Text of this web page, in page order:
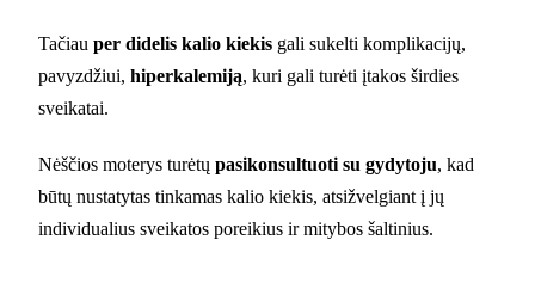
Tačiau per didelis kalio kiekis gali sukelti komplikacijų,
pavyzdžiui, hiperkalemiją, kuri gali turėti įtakos širdies
sveikatai.
Nėščios moterys turėtų pasikonsultuoti su gydytoju, kad
būtų nustatytas tinkamas kalio kiekis, atsižvelgiant į jų
individualius sveikatos poreikius ir mitybos šaltinius.